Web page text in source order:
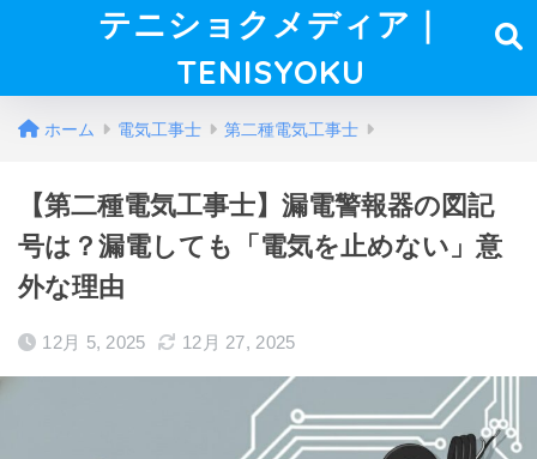
テニショクメディア｜
TENISYOKU
ホーム 電気工事士 第二種電気工事士
【第二種電気工事士】漏電警報器の図記
号は？漏電しても「電気を止めない」意
外な理由
12月 5, 2025 12月 27, 2025